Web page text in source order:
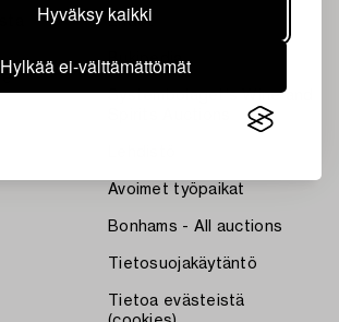
Hyväksy kaikki
Hylkää ei-välttämättömät
Ehdot
Bukipedia
Systembolaget's Wine and
Avoimet työpaikat
Bonhams - All auctions
Tietosuojakäytäntö
Tietoa evästeistä